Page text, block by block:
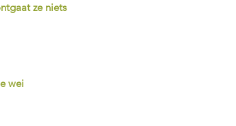
ze niets
wei